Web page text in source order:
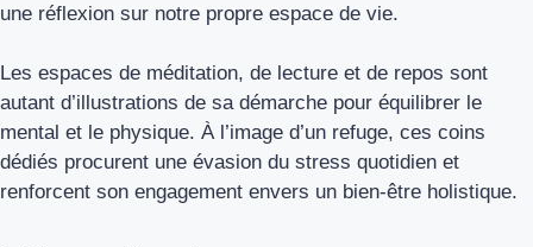
une réflexion sur notre propre espace de vie.
Les espaces de méditation, de lecture et de repos sont
autant d’illustrations de sa démarche pour équilibrer le
mental et le physique. À l’image d’un refuge, ces coins
dédiés procurent une évasion du stress quotidien et
renforcent son engagement envers un bien-être holistique.